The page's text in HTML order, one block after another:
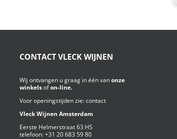
CONTACT VLECK WIJNEN
Wij ontvangen u graag in één vanonze
winkelsofon-line.
Voor openingstijden zie:contact
Vleck Wijnen Amsterdam
Eerste Helmerstraat 63 HS
telefoon:+31 20 683 59 80